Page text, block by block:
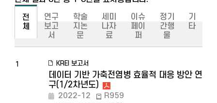
전
체
연구
보고
서
학술
지논
문
세미
나자
료
이슈
페이
퍼
정기
간행
물
기
타
1 KREI 보고서
데이터 기반 가축전염병 효율적 대응 방안 연
구(1/2차년도)
2022-12
R959